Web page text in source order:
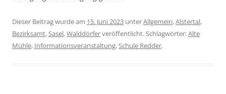
Dieser Beitrag wurde am 15. Juni 2023 unterAllgemein,Alstertal,
Bezirksamt,Sasel,Walddörferveröffentlicht. Schlagwörter:Alte
Mühle, Informationsveranstaltung,Schule Redder.